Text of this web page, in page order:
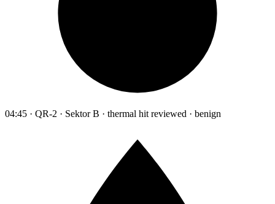
04:45 · QR-2 · Sektor B · thermal hit reviewed · benign